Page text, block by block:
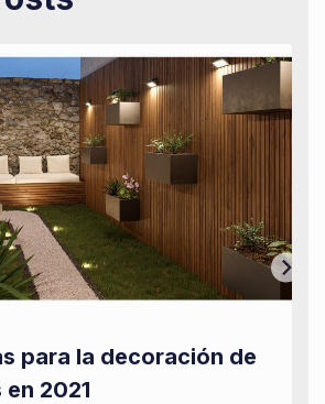
para la decoración de
2021